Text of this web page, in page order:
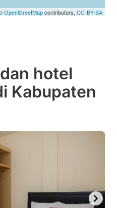
OpenStreetMapcontributors, CC-BY-SA
hotel
Kabupaten